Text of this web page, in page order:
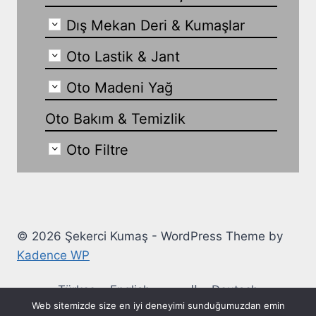
Dış Mekan Deri & Kumaşlar
Oto Lastik & Jant
Oto Madeni Yağ
Oto Bakım & Temizlik
Oto Filtre
© 2026 Şekerci Kumaş - WordPress Theme by
Kadence WP
Türkçe English العربية
Deutsch
Web sitemizde size en iyi deneyimi sunduğumuzdan emin